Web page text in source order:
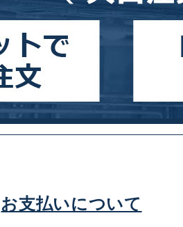
お支払いについて